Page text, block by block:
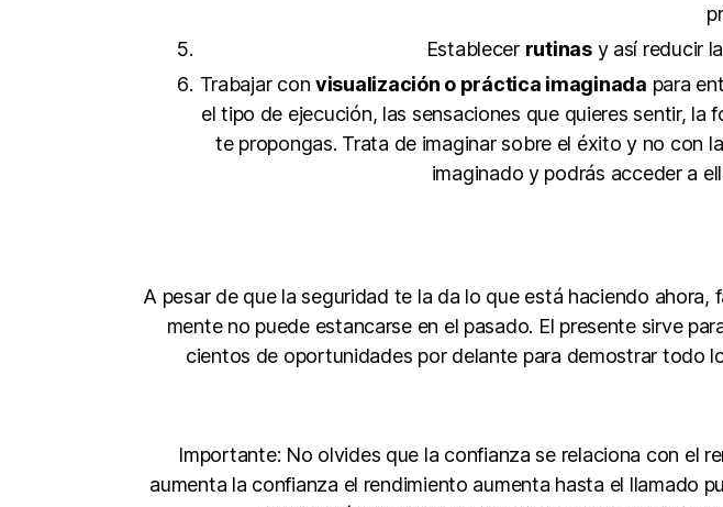
Establecer rutinasy así reducir
Trabajar con visualización o práctica imaginada para
el tipo de ejecución, las sensaciones que quieres sentir,
te propongas. Trata de imaginar sobre el éxito y no con
imaginado y podrás acceder a
A pesar de que la seguridad te la da lo que está haciendo
mente no puede estancarse en el pasado. El presente sirve
cientos de oportunidades por delante para demostrar todo
Importante: No olvides que la confianza se relaciona con el
aumenta la confianza el rendimiento aumenta hasta el llamado